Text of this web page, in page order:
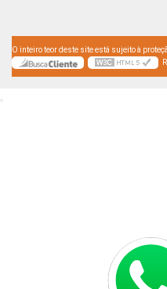
O inteiro teor deste site está sujeito à